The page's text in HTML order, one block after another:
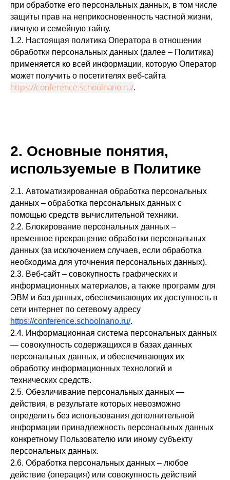
при обработке его персональных данных, в том числе
защиты прав на неприкосновенность частной жизни,
личную и семейную тайну.
1.2. Настоящая политика Оператора в отношении
обработки персональных данных (далее – Политика)
применяется ко всей информации, которую Оператор
может получить о посетителях веб-сайта
https://conference.schoolnano.ru/.
2. Основные понятия,
используемые в Политике
2.1. Автоматизированная обработка персональных
данных – обработка персональных данных с
помощью средств вычислительной техники.
2.2. Блокирование персональных данных –
временное прекращение обработки персональных
данных (за исключением случаев, если обработка
необходима для уточнения персональных данных).
2.3. Веб-сайт – совокупность графических и
информационных материалов, а также программ для
ЭВМ и баз данных, обеспечивающих их доступность в
сети интернет по сетевому адресу
https://conference.schoolnano.ru/.
2.4. Информационная система персональных данных
— совокупность содержащихся в базах данных
персональных данных, и обеспечивающих их
обработку информационных технологий и
технических средств.
2.5. Обезличивание персональных данных —
действия, в результате которых невозможно
определить без использования дополнительной
информации принадлежность персональных данных
конкретному Пользователю или иному субъекту
персональных данных.
2.6. Обработка персональных данных – любое
действие (операция) или совокупность действий